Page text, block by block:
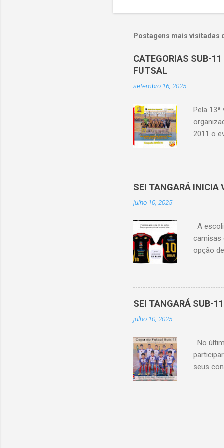
Postagens mais visitadas
CATEGORIAS SUB-11
FUTSAL
setembro 16, 2025
Pela
2011 o
A
SEI TANGARÁ INICIA
julho 10, 2025
A
camisas
opção
junto a
SEI TANGARÁ SUB-
julho 10, 2025
No
seus
serão